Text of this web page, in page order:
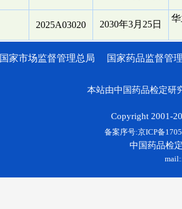
2025A03020 2030年3月25日
国家市场监督管理总局 国家药品监督管
本站由中国药品检定研
Copyright 2001-
备案序号:京ICP备
中国药品检